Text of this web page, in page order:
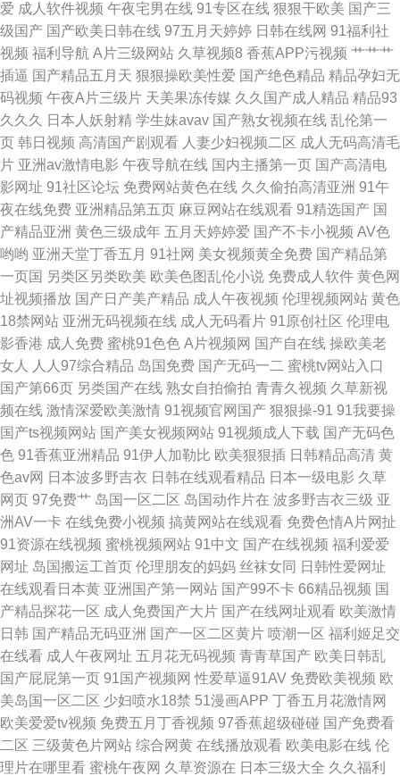
在线 91视频国 黄色网址视频久久 三级成人色网 91九色色窝窝 成人网址 男
女一级a黄 91视频线上免费观看 四虎AV电影 91视频在线播 国产精品久久九
欧美影片网站推荐 最新色悠悠久久色 99视频免费播放 精品人妻久久 亚洲日
韩天美 91新人福利 黑人福利导航 日韩啪啪啪在线 91传媒精品 wwwAV网址
九一一二国产 天堂资源 福利视频站 欧美AⅤ18 人人射成人av 国产精品传媒
俺也去毛片 欧美性片久久网 91高清免费观看在线 成人性交 欧美精品一区蜜
桃
爱 成人软件视频 午夜宅男在线 91专区在线 狠狠干欧美 国产三
级国产 国产欧美日韩在线 97五月天婷婷 日韩在线网 91福利社
视频 福利导航 A片三级网站 久草视频8 香蕉APP污视频 艹艹艹
插逼 国产精品五月天 狠狠操欧美性爱 国产绝色精品 精品孕妇无
码视频 午夜A片三级片 天美果冻传媒 久久国产成人精品 精品93
久久久
日本人妖射精 学生妹avav 国产熟女视频在线 乱伦第一
页 韩日视频 高清国产剧观看 人妻少妇视频二区 成人无码高清毛
片 亚洲av激情电影 午夜导航在线 国内主播第一页 国产高清电
影网址 91社区论坛 免费网站黄色在线 久久偷拍高清亚洲 91午
夜在线免费 亚洲精品第五页 麻豆网站在线观看 91精选国产 国
产精品亚洲 黄色三级成年 五月天婷婷爱 国产不卡小视频 AV色
哟哟 亚洲天堂丁香五月 91社网 美女视频黄全免费 国产精品第
一页国 另类区另类欧美 欧美色图乱伦小说 免费成人软件 黄色网
址视频播放 国产日产美产精品 成人午夜视频 伦理视频网站 黄色
18禁网站 亚洲无码视频在线 成人无码看片 91原创社区 伦理电
影香港 成人免费 蜜桃91色色 A片视频网 国产自在线 操欧美老
女人
人人97综合精品 岛国免费 国产无码一二 蜜桃tv网站入口
国产第66页 另类国产在线 熟女自拍偷拍 青青久视频 久草新视
频在线 激情深爱欧美激情 91视频官网国产 狠狠操-91 91我要操
国产ts视频网站 国产美女视频网站 91视频成人下载 国产无码色
色 91香蕉亚洲精品 91伊人加勒比 欧美狠狠插 日韩精品高清 黄
色av网 日本波多野吉衣 日韩在线观看精品 日本一级电影 久草
网页 97免费艹 岛国一区二区 岛国动作片在 波多野吉衣三级 亚
洲AV一卡 在线免费小视频 搞黄网站在线观看 免费色情A片网扯
91资源在线视频 蜜桃视频网站 91中文 国产在线视频 福利爱爱
网址 岛国搬运工首页 伦理朋友的妈妈 丝袜女同 日韩性爱网址
在线观看日本黄 亚洲国产第一网站 国产99不卡 66精品视频 国
产精品探花一区 成人免费国产大片 国产在线网址观看 欧美激情
日韩 国产精品无码亚洲 国产一区二区黄片 喷潮一区 福利姬足交
在线看 成人午夜网址 五月花无码视频 青青草国产 欧美日韩乱
国产屁屁第一页 91国产视频网 性爱草逼91AV 免费欧美视频 欧
美岛国一区二区 少妇喷水18禁 51漫画APP 丁香五月花激情网
欧美爱爱tv视频 免费五月丁香视频 97香蕉超级碰碰 国产免费看
二区 三级黄色片网站 综合网黄 在线播放观看 欧美电影在线 伦
理片在哪里看 蜜桃午夜网 久草资源在 日本三级大全 久久福利